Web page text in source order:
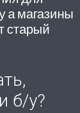
а магазины
старый
б/у?